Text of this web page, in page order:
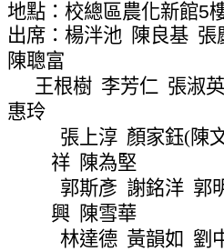
訊
English
網
站
導
地點：校總區農化新館5
出席：楊泮池 陳良基 張
陳聰富
王根樹 李芳仁 張淑英
惠玲
張上淳 顏家鈺(陳
祥 陳為堅
郭斯彥 謝銘洋 郭
興 陳雪華
林達德 黃韻如 劉